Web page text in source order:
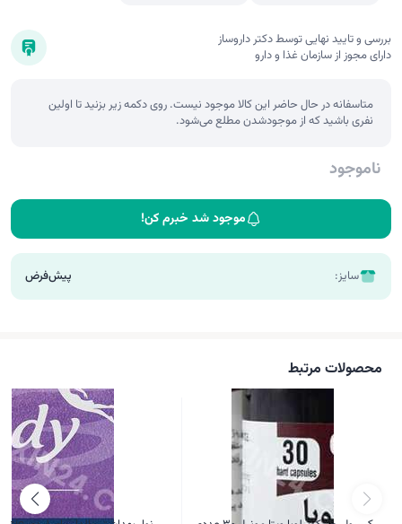
بررسی و تایید نهایی توسط دکتر داروساز
دارای مجوز از سازمان غذا و دارو
متاسفانه در حال حاضر این کالا موجود نیست. روی دکمه زیر بزنید تا اولین
نفری باشید که از موجودشدن مطلع می‌شود.
ناموجود
موجود شد خبرم کن!
سایز: پیش‌فرض
محصولات مرتبط